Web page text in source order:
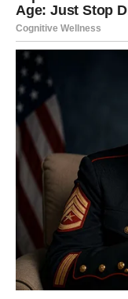
odgovornost i
ponudu za bolji
pokažete svoje
razmišljate o
vještina, sada je
Finansijska
preko noći ostvariti
novac lakše
su vas dugo
pomoć ili prilika za
Na ljubavnom
Rakovi mogli bi